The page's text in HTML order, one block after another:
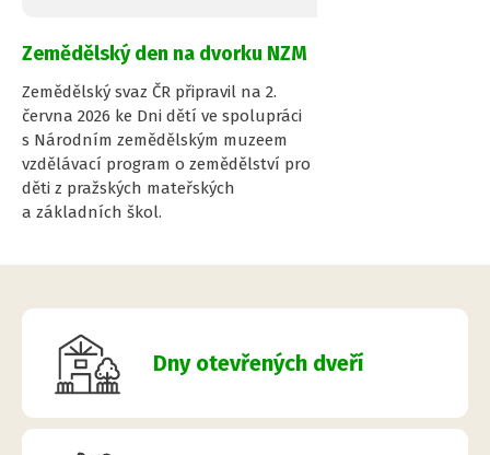
Zemědělský den na dvorku NZM
Zemědělský svaz ČR připravil na 2.
června 2026 ke Dni dětí ve spolupráci
s Národním zemědělským muzeem
vzdělávací program o zemědělství pro
děti z pražských mateřských
a základních škol.
Dny otevřených dveří